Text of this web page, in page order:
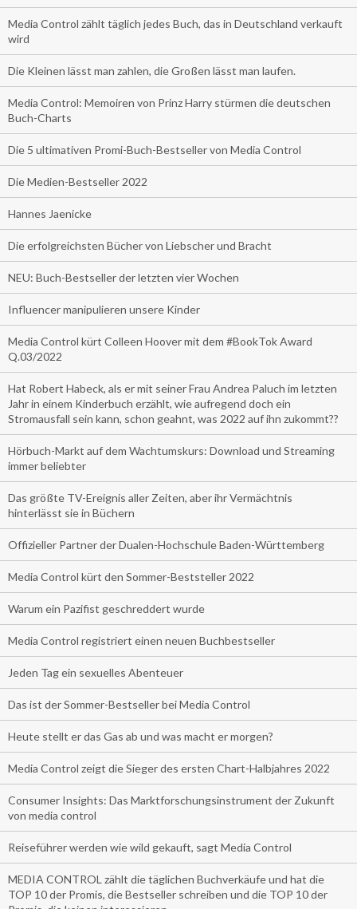
Media Control zählt täglich jedes Buch, das in Deutschland verkauft
wird
Die Kleinen lässt man zahlen, die Großen lässt man laufen.
Media Control: Memoiren von Prinz Harry stürmen die deutschen
Buch-Charts
Die 5 ultimativen Promi-Buch-Bestseller von Media Control
Die Medien-Bestseller 2022
Hannes Jaenicke
Die erfolgreichsten Bücher von Liebscher und Bracht
NEU: Buch-Bestseller der letzten vier Wochen
Influencer manipulieren unsere Kinder
Media Control kürt Colleen Hoover mit dem #BookTok Award
Q.03/2022
Hat Robert Habeck, als er mit seiner Frau Andrea Paluch im letzten
Jahr in einem Kinderbuch erzählt, wie aufregend doch ein
Stromausfall sein kann, schon geahnt, was 2022 auf ihn zukommt??
Hörbuch-Markt auf dem Wachtumskurs: Download und Streaming
immer beliebter
Das größte TV-Ereignis aller Zeiten, aber ihr Vermächtnis
hinterlässt sie in Büchern
Offizieller Partner der Dualen-Hochschule Baden-Württemberg
Media Control kürt den Sommer-Beststeller 2022
Warum ein Pazifist geschreddert wurde
Media Control registriert einen neuen Buchbestseller
Jeden Tag ein sexuelles Abenteuer
Das ist der Sommer-Bestseller bei Media Control
Heute stellt er das Gas ab und was macht er morgen?
Media Control zeigt die Sieger des ersten Chart-Halbjahres 2022
Consumer Insights: Das Marktforschungsinstrument der Zukunft
von media control
Reiseführer werden wie wild gekauft, sagt Media Control
MEDIA CONTROL zählt die täglichen Buchverkäufe und hat die
TOP 10 der Promis, die Bestseller schreiben und die TOP 10 der